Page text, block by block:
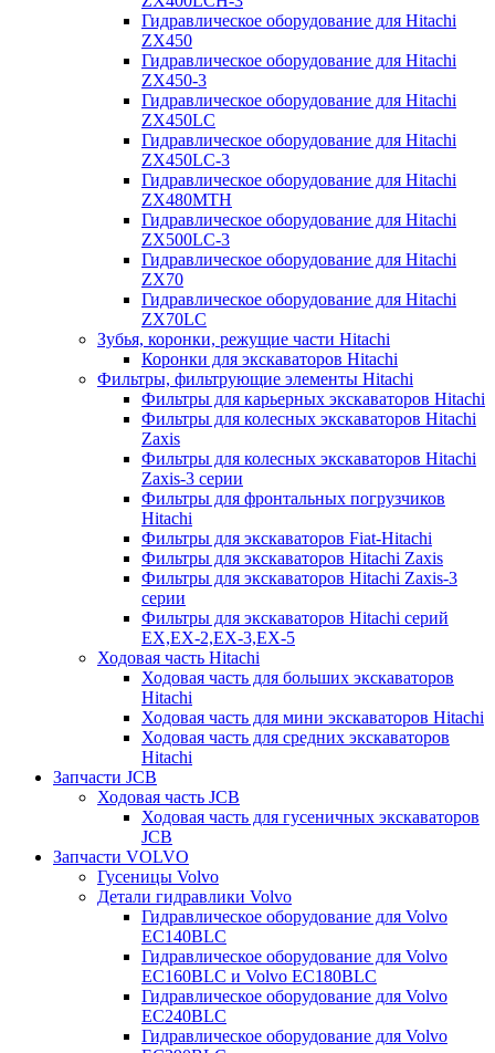
Гидравлическое оборудование для Hitachi
ZX450
Гидравлическое оборудование для Hitachi
ZX450-3
Гидравлическое оборудование для Hitachi
ZX450LC
Гидравлическое оборудование для Hitachi
ZX450LC-3
Гидравлическое оборудование для Hitachi
ZX480MTH
Гидравлическое оборудование для Hitachi
ZX500LC-3
Гидравлическое оборудование для Hitachi
ZX70
Гидравлическое оборудование для Hitachi
ZX70LC
Зубья, коронки, режущие части Hitachi
Коронки для экскаваторов Hitachi
Фильтры, фильтрующие элементы Hitachi
Фильтры для карьерных экскаваторов Hitachi
Фильтры для колесных экскаваторов Hitachi
Zaxis
Фильтры для колесных экскаваторов Hitachi
Zaxis-3 серии
Фильтры для фронтальных погрузчиков
Hitachi
Фильтры для экскаваторов Fiat-Hitachi
Фильтры для экскаваторов Hitachi Zaxis
Фильтры для экскаваторов Hitachi Zaxis-3
серии
Фильтры для экскаваторов Hitachi серий
EX,EX-2,EX-3,EX-5
Ходовая часть Hitachi
Ходовая часть для больших экскаваторов
Hitachi
Ходовая часть для мини экскаваторов Hitachi
Ходовая часть для средних экскаваторов
Hitachi
Запчасти JCB
Ходовая часть JCB
Ходовая часть для гусеничных экскаваторов
JCB
Запчасти VOLVO
Гусеницы Volvo
Детали гидравлики Volvo
Гидравлическое оборудование для Volvo
EC140BLC
Гидравлическое оборудование для Volvo
EC160BLC и Volvo EC180BLC
Гидравлическое оборудование для Volvo
EC240BLC
Гидравлическое оборудование для Volvo